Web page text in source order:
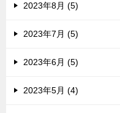
2023年8月 (5)
2023年7月 (5)
2023年6月 (5)
2023年5月 (4)